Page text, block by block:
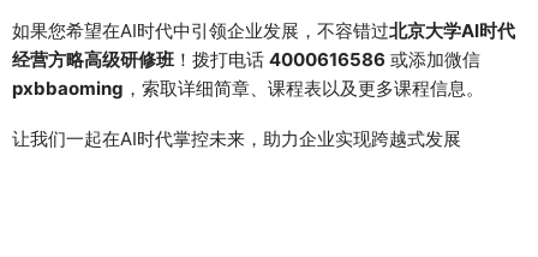
如果您希望在AI时代中引领企业发展，不容错过北京大学AI时代
经营方略高级研修班 ！拨打电话 4000616586
pxbbaoming ，索取详细简章、课程表以及更多课程信息。
让我们一起在AI时代掌控未来，助力企业实现跨越式发展